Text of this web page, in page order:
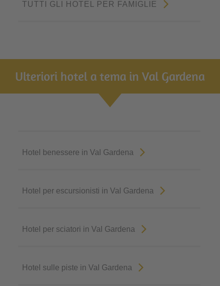
TUTTI GLI HOTEL PER FAMIGLIE
Ulteriori hotel a tema in Val Gardena
Hotel benessere in Val Gardena
Hotel per escursionisti in Val Gardena
Hotel per sciatori in Val Gardena
Hotel sulle piste in Val Gardena